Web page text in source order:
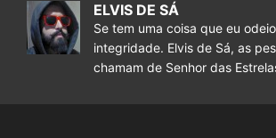
ELVIS DE SÁ
Se tem uma coisa que eu
integridade. Elvis de Sá, as
chamam de Senhor das